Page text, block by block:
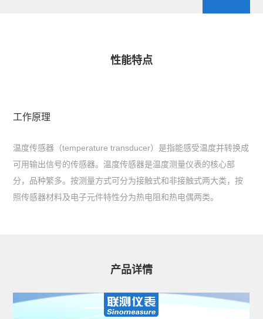
性能特点
工作原理
温度传感器（temperature transducer）是指能感受温度并转换成
可用输出信号的传感器。温度传感器是温度测量仪表的核心部
分，品种繁多。按测量方式可分为接触式和非接触式两大类，按
照传感器材料及电子元件特性分为热电阻和热电偶两类。
产品详情